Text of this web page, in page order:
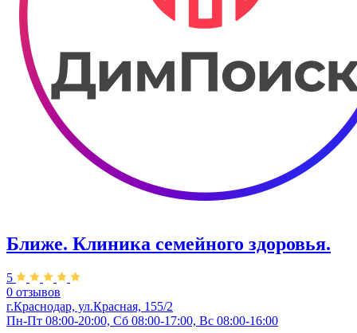
Ближе. Клиника семейного здоровья.
5
0 отзывов
г.Краснодар, ул.Красная, 155/2
Пн-Пт 08:00-20:00, Сб 08:00-17:00, Вс 08:00-16:00